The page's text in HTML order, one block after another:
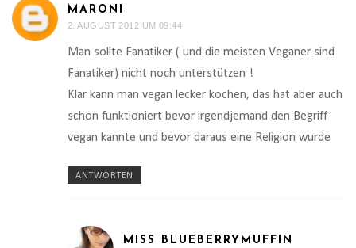
MARONI
2. AUGUST 2012 UM 09:44
Man sollte Fanatiker ( und die meisten Veganer sind
Fanatiker) nicht noch unterstützen !
Klar kann man vegan lecker kochen, das hat aber auch
schon funktioniert bevor irgendjemand den Begriff
vegan kannte und bevor daraus eine Religion wurde
ANTWORTEN
MISS BLUEBERRYMUFFIN